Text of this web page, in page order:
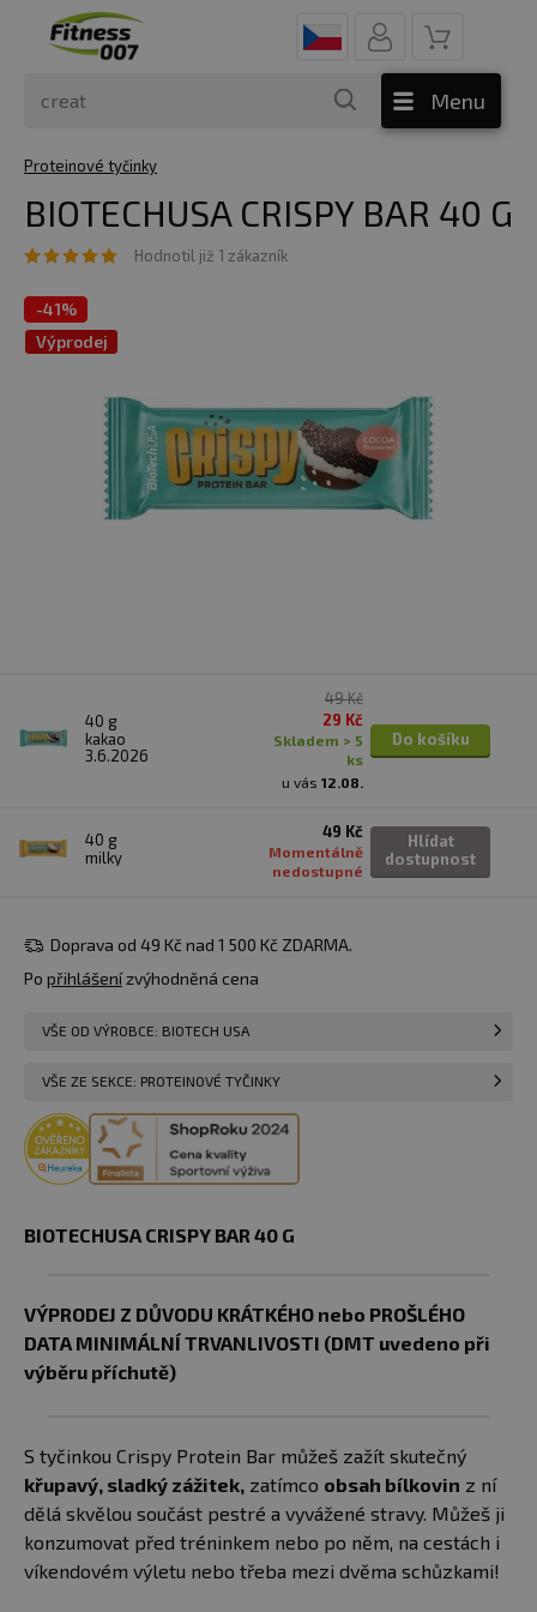
Menu
Proteinové tyčinky
BIOTECHUSA CRISPY BAR 40 G
Hodnotil již 1 zákazník
-41%
Výprodej
40 g
kakao
3.6.2026
49 Kč
29 Kč
skladem > 5
ks
u vás 12.08.
Do košíku
40 g
milky
49 Kč
Momentálně
nedostupné
Hlídat
dostupnost
Doprava od 49 Kč nad 1 500 Kč ZDARMA.
Po přihlášenízvýhodněná cena
VŠE OD VÝROBCE: BIOTECH USA
VŠE ZE SEKCE: PROTEINOVÉ TYČINKY
BIOTECHUSA CRISPY BAR 40 G
VÝPRODEJ Z DŮVODU KRÁTKÉHO nebo PROŠLÉHO
DATA MINIMÁLNÍ TRVANLIVOSTI (DMT uvedeno při
výběru příchutě)
S tyčinkou Crispy Protein Bar můžeš zažít skutečný
křupavý, sladký zážitek, zatímco obsah bílkovin z ní
dělá skvělou součást pestré a vyvážené stravy. Můžeš ji
konzumovat před tréninkem nebo po něm, na cestách i
víkendovém výletu nebo třeba mezi dvěma schůzkami!